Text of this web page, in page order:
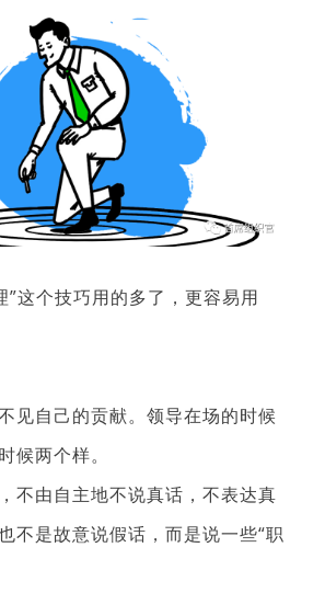
”这个技巧用的多了，更容易用
见自己的贡献。领导在场的时候
候两个样。
不由自主地不说真话，不表达真
不是故意说假话，而是说一些“职